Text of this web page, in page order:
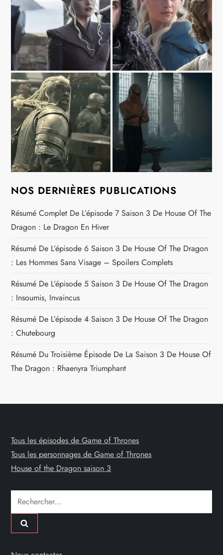
NOS DERNIÈRES PUBLICATIONS
Résumé Complet De L’épisode 7 Saison 3 De House Of The
Dragon : Le Dragon En Hiver
Résumé De L’épisode 6 Saison 3 De House Of The Dragon
: Les Hommes Sans Visage – Spoilers Complets
Résumé De L’épisode 5 Saison 3 De House Of The Dragon
: Insoumis, Invaincus
Résumé De L’épisode 4 Saison 3 De House Of The Dragon
: Chutebourg
Résumé Du Troisième Épisode De La Saison 3 De House Of
The Dragon : Rhaenyra Triumphant
Tous les épisodes de Game of Thrones
Tous les personnages de Game of Thrones
House of the Dragon saison 3
Rechercher :